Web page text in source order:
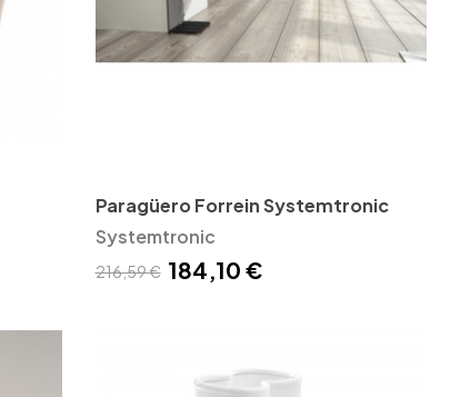
Paragüero Forrein Systemtronic
Systemtronic
216,59 € 184,10 €